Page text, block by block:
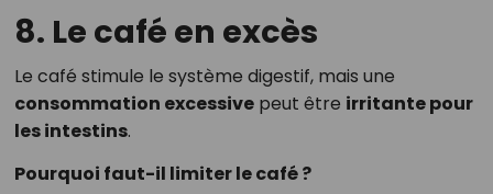
8. Le café en excès
Le café stimule le système digestif, mais une
consommation excessivepeut être irritante pour
les intestins.
Pourquoi faut-il limiter le café ?